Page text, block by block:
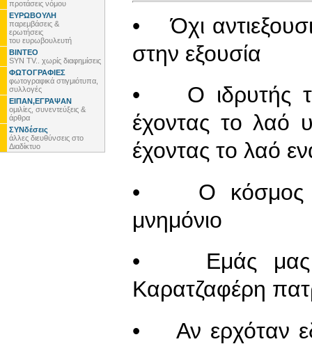
προτάσεις νόμου
ΕΥΡΩΒΟΥΛΗ
παρεμβάσεις &
ερωτήσεις
του ευρωβουλευτή
ΒΙΝΤΕΟ
SYN TV.. χωρίς διαφημίσεις
ΦΩΤΟΓΡΑΦΙΕΣ
φωτογραφικά στιγμιότυπα,
συλλογές
ΕΙΠΑΝ,ΕΓΡΑΨΑΝ
ομιλίες, συνεντεύξεις &
άρθρα
ΣΥΝδέσεις
άλλες διευθύνσεις στο
Διαδίκτυο
• Όχι
στην εξουσία
• Ο ιδρυτής
έχοντας το λαό
έχοντας το λαό
• Ο κόσμος
μνημόνιο
• Εμάς μας
Καρατζαφέρη
• Αν ερχόταν